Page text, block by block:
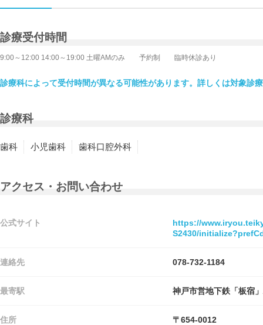
診療受付時間
9:00～12:00 14:00～19:00 土曜AMのみ 予約制 臨時休診あり
診療科によって受付時間が異なる可能性があります。詳しくは対象診
診療科
歯科 小児歯科 歯科口腔外科
アクセス・お問い合わせ
公式サイト
https://
S2430/
連絡先 078-732-1184
最寄駅 神戸市営地下鉄「板宿
住所
〒654-0012